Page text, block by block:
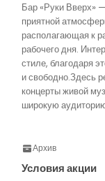
Бар «Руки Вверх»
приятной
располагающая к
рабочего дня.
стиле, благодаря
и свободно.Здесь
концерты живой
широкую
Архив
Условия акции